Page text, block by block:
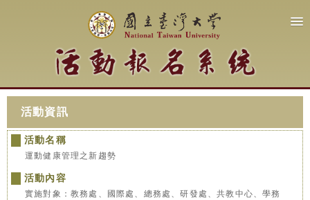
活動資訊
活動名稱
運動健康管理之新趨勢
活動內容
實施對象：教務處、國際處、總務處、研發處、共教中心、學務